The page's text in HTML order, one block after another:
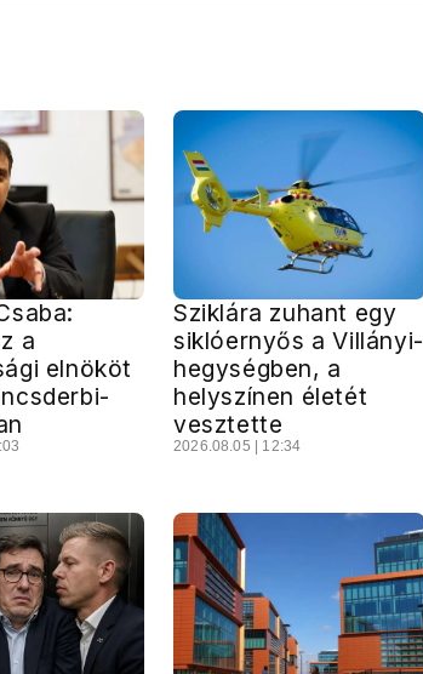
a
elnököt
Sziklára zuhant egy
siklóernyős a Villányi-
hegységben, a
helyszínen életét
vesztette
2026.08.05 | 12:34